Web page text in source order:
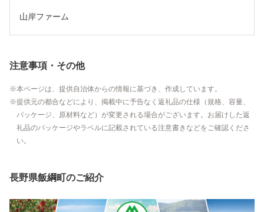
山岸ファーム
注意事項・その他
本ページは、提供自治体からの情報に基づき、作成しています。
提供元の都合などにより、掲載中に予告なく返礼品の仕様（規格、容量、
パッケージ、原材料など）が変更される場合がございます。お届けした返
礼品のパッケージやラベルに記載されている注意書きなどをご確認くださ
い。
長野県飯綱町のご紹介